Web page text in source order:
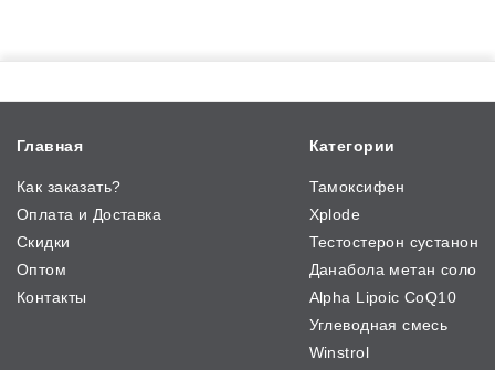
Главная
Как заказать?
Оплата и Доставка
Скидки
Оптом
Контакты
Категории
Тамоксифен
Xplode
Тестостерон сустанон
Данабола метан соло
Alpha Lipoic CoQ10
Углеводная смесь
Winstrol